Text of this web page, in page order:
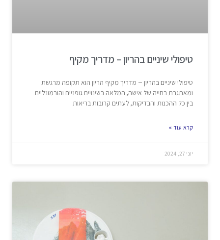
טיפולי שיניים בהריון – מדריך מקיף
טיפולי שיניים בהריון – מדריך מקיף הריון הוא תקופה מרגשת
ומאתגרת בחייה של אישה, המלאה בשינויים גופניים והורמונליים.
בין כל ההכנות והבדיקות, לעתים קרובות בריאות
קרא עוד »
יוני 27, 2024